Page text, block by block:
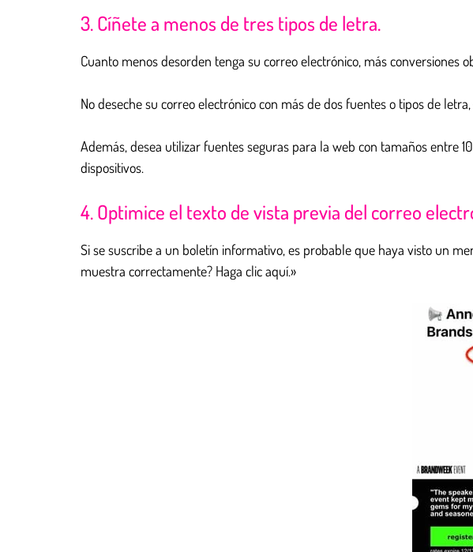
3. Cíñete a menos de tres tipos de letra.
Cuanto menos desorden tenga su correo electrónico, más conversiones
No deseche su correo electrónico con más de dos fuentes o tipos de
Además, desea utilizar fuentes seguras para la web con tamaños entre
dispositivos.
4. Optimice el texto de vista previa del correo
Si se suscribe a un boletín informativo, es probable que haya visto un
muestra correctamente? Haga clic aquí.»